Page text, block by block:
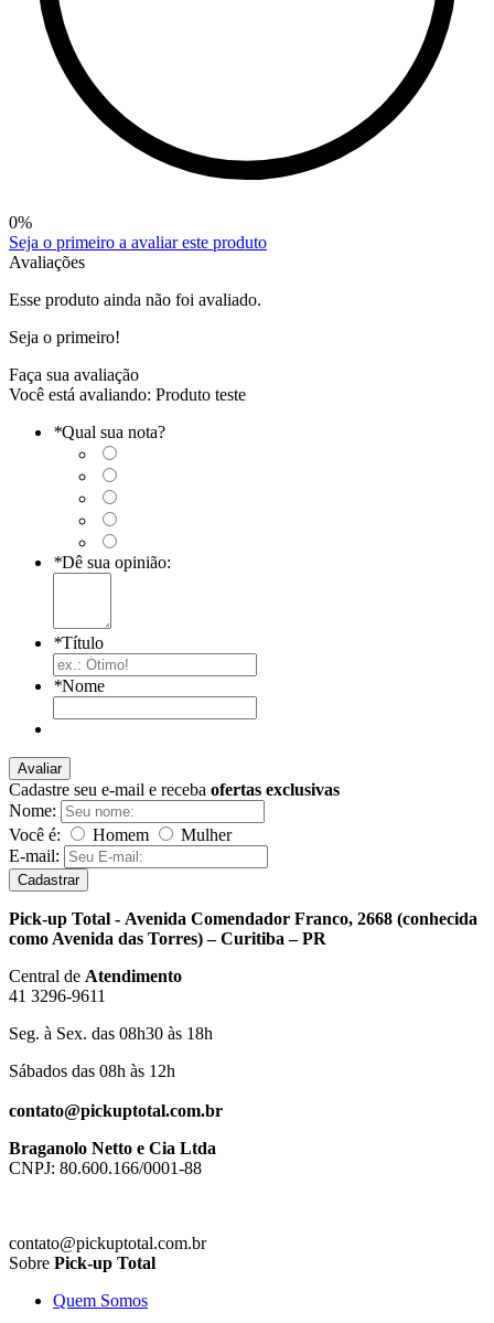
0%
Seja o primeiro a avaliar este produto
Avaliações
Esse produto ainda não foi avaliado.
Seja o primeiro!
Faça sua avaliação
Você está avaliando: Produto teste
*Qual sua nota?
*Dê sua opinião:
*Título
*Nome
Avaliar
Cadastre seu e-mail e receba ofertas exclusivas
Nome:
Você é:
Homem
Mulher
E-mail:
Cadastrar
Pick-up Total - Avenida Comendador Franco, 2668 (conhecida
como Avenida das Torres) – Curitiba – PR
Central de Atendimento
41 3296-9611
Seg. à Sex. das 08h30 às 18h
Sábados das 08h às 12h
contato@pickuptotal.com.br
Braganolo Netto e Cia Ltda
CNPJ: 80.600.166/0001-88
contato@pickuptotal.com.br
Sobre Pick-up Total
Quem Somos